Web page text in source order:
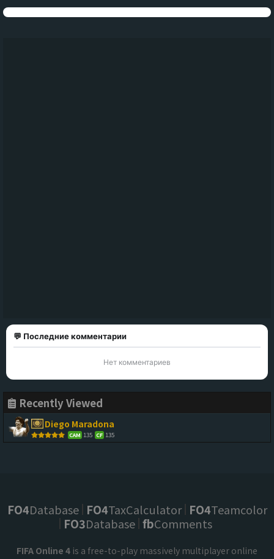
💬 Последние комментарии
Нет комментариев
Recently Viewed
Diego Maradona
CAM 135 CF 135
FO4Database FO4TaxCalculator FO4Teamcolor
FO3Database fbComments
FIFA Online 4 is a free-to-play massively multiplayer online